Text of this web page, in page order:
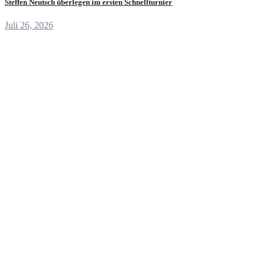
Steffen Neutsch überlegen im ersten Schnellturnier
Juli 26, 2026